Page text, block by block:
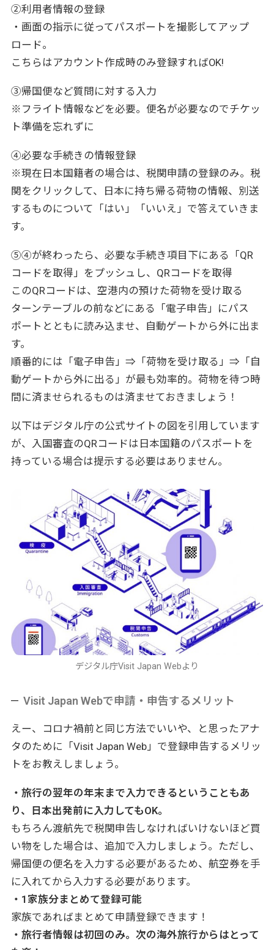
②利用者情報の登録
・画面の指示に従ってパスポートを撮影してアップ
ロード。
こちらはアカウント作成時のみ登録すればOK!
③帰国便など質問に対する入力
※フライト情報などを必要。便名が必要なのでチケッ
ト準備を忘れずに
④必要な手続きの情報登録
※現在日本国籍者の場合は、税関申請の登録のみ。税
関をクリックして、日本に持ち帰る荷物の情報、別送
するものについて「はい」「いいえ」で答えていきま
す。
⑤④が終わったら、必要な手続き項目下にある「QR
コードを取得」をプッシュし、QRコードを取得
このQRコードは、空港内の預けた荷物を受け取る
ターンテーブルの前などにある「電子申告」にパス
ポートとともに読み込ませ、自動ゲートから外に出ま
す。
順番的には「電子申告」⇒「荷物を受け取る」⇒「自
動ゲートから外に出る」が最も効率的。荷物を待つ時
間に済ませられるものは済ませておきましょう！
以下はデジタル庁の公式サイトの図を引用しています
が、入国審査のQRコードは日本国籍のパスポートを
持っている場合は提示する必要はありません。
デジタル庁Visit Japan Webより
Visit Japan Webで申請・申告するメリット
えー、コロナ禍前と同じ方法でいいや、と思ったアナ
タのために「Visit Japan Web」で登録申告するメリッ
トをお教えしましょう。
・旅行の翌年の年末まで入力できるということもあ
り、日本出発前に入力してもOK。
もちろん渡航先で税関申告しなければいけないほど買
い物をした場合は、追加で入力しましょう。ただし、
帰国便の便名を入力する必要があるため、航空券を手
に入れてから入力する必要があります。
・1家族分まとめて登録可能
家族であればまとめて申請登録できます！
・旅行者情報は初回のみ。次の海外旅行からはとって